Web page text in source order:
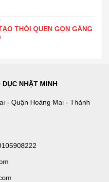
THÓI QUEN GỌN GÀNG
NHẬT MINH
- Quận Hoàng Mai - Thành